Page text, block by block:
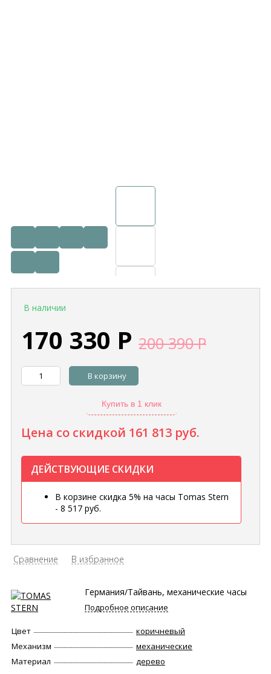
В наличии
170 330 Р 200 390Р
В корзину
Купить в 1 клик
Цена со скидкой 161 813 руб.
ДЕЙСТВУЮЩИЕ СКИДКИ
В корзине скидка 5% на часы Tomas Stern
- 8 517 руб.
Сравнение В избранное
Германия/Тайвань, механические часы
Подробное описание
Цвет
коричневый
Механизм
механические
Материал
дерево